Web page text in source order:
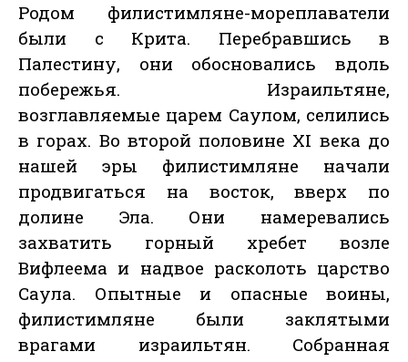
Родом филистимляне-мореплаватели
были с Крита. Перебравшись в
Палестину, они обосновались вдоль
побережья. Израильтяне,
возглавляемые царем Саулом, селились
в горах. Во второй половине XI века до
нашей эры филистимляне начали
продвигаться на восток, вверх по
долине Эла. Они намеревались
захватить горный хребет возле
Вифлеема и надвое расколоть царство
Саула. Опытные и опасные воины,
филистимляне были заклятыми
врагами израильтян. Собранная